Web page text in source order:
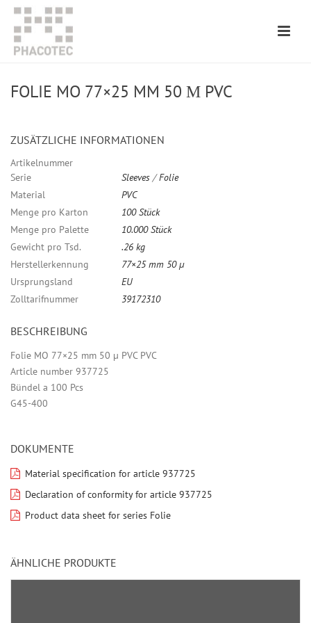
FOLIE MO 77×25 MM 50 Μ PVC
ZUSÄTZLICHE INFORMATIONEN
Artikelnummer
Serie
Sleeves /Folie
Material
PVC
Menge pro Karton
100 Stück
Menge pro Palette
10.000 Stück
Gewicht pro Tsd.
.26 kg
Herstellerkennung
77×25 mm 50 µ
Ursprungsland
EU
Zolltarifnummer
39172310
BESCHREIBUNG
Folie MO 77×25 mm 50 µ PVC PVC
Article number 937725
Bündel a 100 Pcs
G45-400
DOKUMENTE
Material specification for article 937725
Declaration of conformity for article 937725
Product data sheet for series Folie
ÄHNLICHE PRODUKTE